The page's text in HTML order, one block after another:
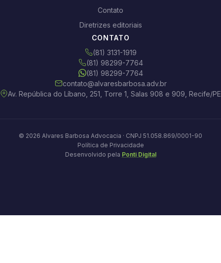
Contato
Diretrizes editoriais
CONTATO
(81) 3131-1919
(81) 98299-7764
(81) 98299-7764
contato@alvaresbarbosa.adv.br
Av. República do Líbano, 251, Torre 1, Salas 908 e 909, Recife/PE
© 2026 Alvares Barbosa Advocacia · CNPJ 51.058.869/0001-90
Política de Privacidade
Desenvolvido pela Ponti Digital